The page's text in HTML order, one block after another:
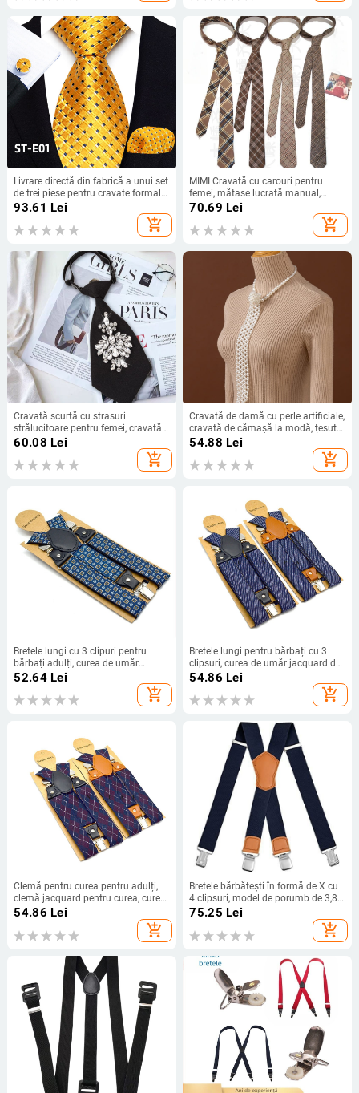
Livrare directă din fabrică a unui set
de trei piese pentru cravate formale
bărbătești, batistă de buzunar și
butoni cu dungi, model 2026.
93.61 Lei
add_shopping_cart
MIMI Cravată cu carouri pentru
femei, mătase lucrată manual,
dungi negre și albe, nuanțe cafea,
cămilă și kaki, elegantă și versatilă
70.69 Lei
add_shopping_cart
Cravată scurtă cu strasuri
strălucitoare pentru femei, cravată
dulce la modă, accesorii pentru
60.08 Lei
add_shopping_cart
Cravată de damă cu perle artificiale,
cravată de cămașă la modă, țesută
manual, cravată mică cu perle
54.88 Lei
add_shopping_cart
Bretele lungi cu 3 clipuri pentru
bărbați adulți, curea de umăr
imprimată pentru cămașă, 3,5 cm,
52.64Lei
add_shopping_cart
Bretele lungi pentru bărbați cu 3
clipsuri, curea de umăr jacquard de
3,5 cm, pentru adulți, la fața locului,
54.86 Lei
add_shopping_cart
Clemă pentru curea pentru adulți,
clemă jacquard pentru curea, curea
unisex, cu 3 cleme, curea pentru
pantaloni, la locul de vânzare
transfrontalieră
54.86 Lei
add_shopping_cart
Bretele bărbătești în formă de X cu
4 clipsuri, model de porumb de 3,8
cm, bretele unisex reglabile, stil de
75.25 Lei
add_shopping_cart